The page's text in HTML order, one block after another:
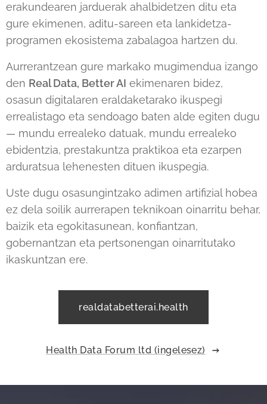
erakundearen jarduerak ahalbidetzen ditu eta
gure ekimenen, aditu-sareen eta lankidetza-
programen ekosistema zabalagoa hartzen du.
Aurrerantzean gure markako mugimendua izango
den Real Data, Better AI ekimenaren bidez,
osasun digitalaren eraldaketarako ikuspegi
errealistago eta sendoago baten alde egiten dugu
— mundu errealeko datuak, mundu errealeko
ebidentzia, prestakuntza praktikoa eta ezarpen
arduratsua lehenesten dituen ikuspegia.
Uste dugu osasungintzako adimen artifizial hobea
ez dela soilik aurrerapen teknikoan oinarritu behar,
baizik eta egokitasunean, konfiantzan,
gobernantzan eta pertsonengan oinarritutako
ikaskuntzan ere.
realdatabetterai.health
Health Data Forum ltd (ingelesez)